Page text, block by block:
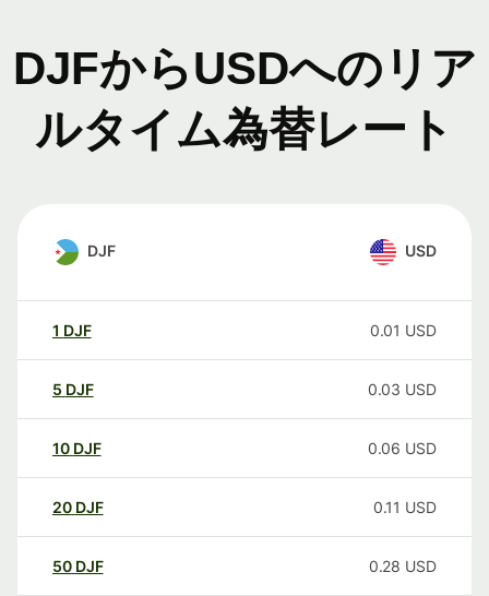
DJFからUSDへのリア
ルタイム為替レート
DJF USD
1 DJF 0.01 USD
5 DJF 0.03 USD
10 DJF 0.06 USD
20 DJF 0.11 USD
50 DJF 0.28 USD